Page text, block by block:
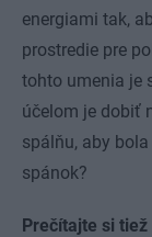
energiami tak,
prostredie pre
tohto umenia je
účelom je dobiť
spálňu, aby
spánok?
Prečítajte si tiež